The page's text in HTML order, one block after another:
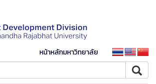
หน้าหลักมหาวิทยาลัย